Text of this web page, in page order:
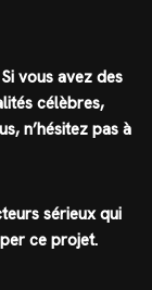
vous avez des
célèbres,
n’hésitez pas à
sérieux qui
ce projet.